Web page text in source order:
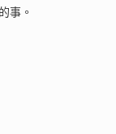
事。